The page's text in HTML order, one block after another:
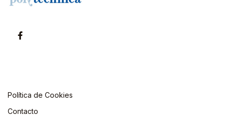
Política de Cookies
Contacto